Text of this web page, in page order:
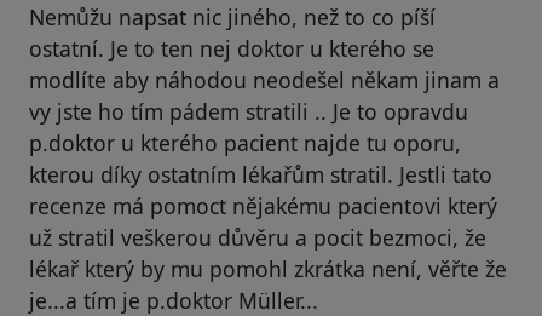
Nemůžu napsat nic jiného, než to co píší
ostatní. Je to ten nej doktor u kterého se
modlíte aby náhodou neodešel někam jinam a
vy jste ho tím pádem stratili .. Je to opravdu
p.doktor u kterého pacient najde tu oporu,
kterou díky ostatním lékařům stratil. Jestli tato
recenze má pomoct nějakému pacientovi který
už stratil veškerou důvěru a pocit bezmoci, že
lékař který by mu pomohl zkrátka není, věřte že
je...a tím je p.doktor Müller...